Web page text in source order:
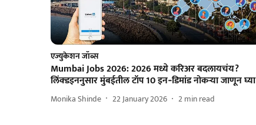
एज्युकेशन जॉब्स
Mumbai Jobs 2026: 2026 मध्ये करिअर बदलायचंय?
लिंक्डइननुसार मुंबईतील टॉप 10 इन‑डिमांड नोकऱ्या जाणून घ्या
Monika Shinde 22 January 2026 2min read